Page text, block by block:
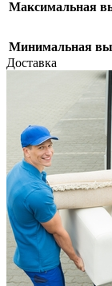
Максимальная
Минимальная
Доставка